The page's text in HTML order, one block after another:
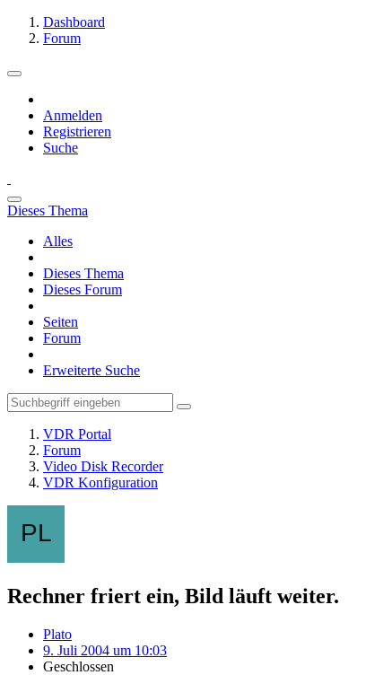
Dashboard
Forum
Anmelden
Registrieren
Suche
Dieses Thema
Alles
Dieses Thema
Dieses Forum
Seiten
Forum
Erweiterte Suche
VDR Portal
Forum
Video Disk Recorder
VDR Konfiguration
Rechner friert ein, Bild läuft weiter.
Plato
9. Juli 2004 um 10:03
Geschlossen